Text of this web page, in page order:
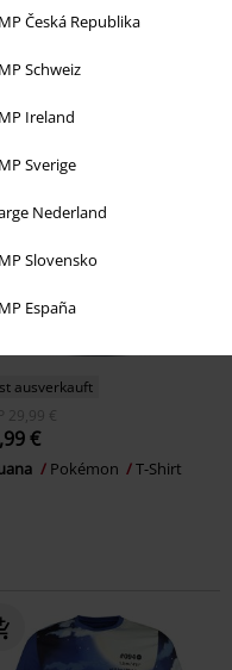
Česká Republika
Schweiz
Ireland
Sverige
Nederland
Slovensko
España
Pokémon
ausverkauft
29,99 €
€
Pokémon T-Shirt